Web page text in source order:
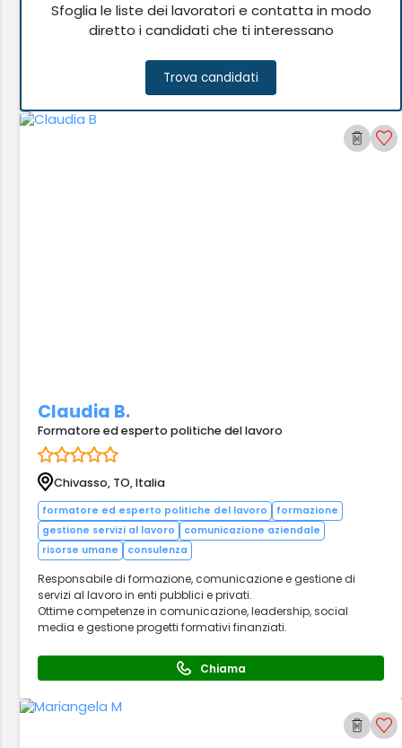
Sfoglia le liste dei lavoratori e contatta in modo
diretto i candidati che ti interessano
Trova candidati
Claudia B.
Formatore ed esperto politiche del lavoro
Chivasso, TO, Italia
formatore ed esperto politiche del lavoro
formazione
gestione servizi al lavoro
comunicazione aziendale
risorse umane
consulenza
Responsabile di formazione, comunicazione e gestione di
servizi al lavoro in enti pubblici e privati.
Ottime competenze in comunicazione, leadership, social
media e gestione progetti formativi finanziati.
Chiama